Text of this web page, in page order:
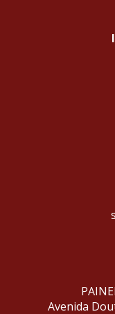
Avenida